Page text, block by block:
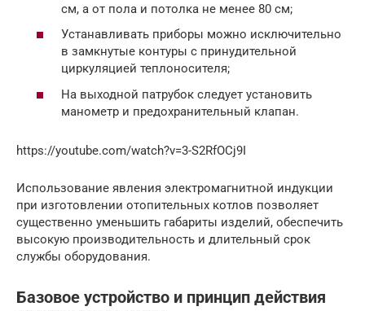
см, а от пола и потолка не менее 80 см;
Устанавливать приборы можно исключительно
в замкнутые контуры с принудительной
циркуляцией теплоносителя;
На выходной патрубок следует установить
манометр и предохранительный клапан.
https://youtube.com/watch?v=3-S2RfOCj9I
Использование явления электромагнитной индукции
при изготовлении отопительных котлов позволяет
существенно уменьшить габариты изделий, обеспечить
высокую производительность и длительный срок
службы оборудования.
Базовое устройство и принцип действия